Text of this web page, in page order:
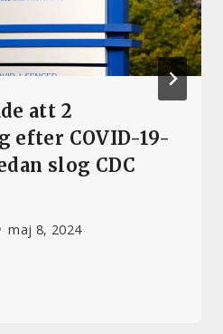
att 2
efter COVID-19-
slog CDC
maj 8, 2024